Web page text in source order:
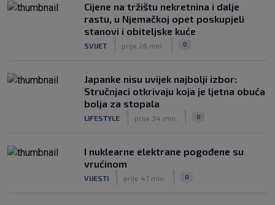
Cijene na tržištu nekretnina i dalje
rastu, u Njemačkoj opet poskupjeli
stanovi i obiteljske kuće
SVIJET prije 26 min. 0
Japanke nisu uvijek najbolji izbor:
Stručnjaci otkrivaju koja je ljetna obuća
bolja za stopala
LIFESTYLE prije 34 min. 0
I nuklearne elektrane pogođene su
vrućinom
VIJESTI prije 47 min. 0